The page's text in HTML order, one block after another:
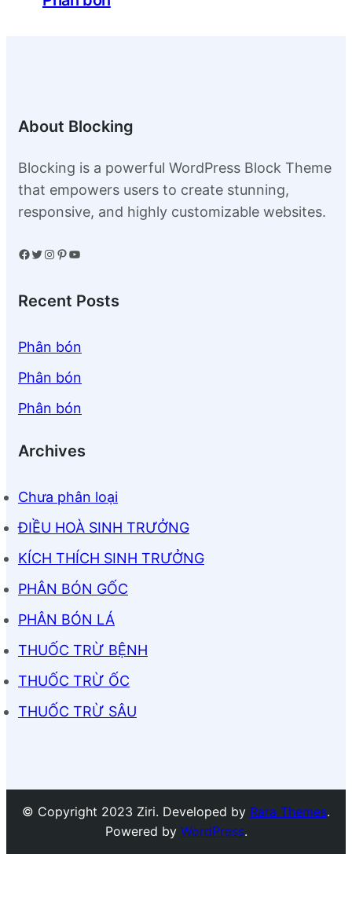
About Blocking
Blocking is a powerful WordPress Block Theme
that empowers users to create stunning,
responsive, and highly customizable websites.
Facebook Twitter Instagram Pinterest YouTube
Recent Posts
Phân bón
Phân bón
Phân bón
Archives
Chưa phân loại
ĐIỀU HOÀ SINH TRƯỞNG
KÍCH THÍCH SINH TRƯỞNG
PHÂN BÓN GỐC
PHÂN BÓN LÁ
THUỐC TRỪ BỆNH
THUỐC TRỪ ỐC
THUỐC TRỪ SÂU
© Copyright 2023 Ziri. Developed by Rara Themes.
Powered by WordPress.